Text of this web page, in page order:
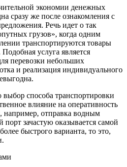
экономии денежных
сразу же после ознакомления с
Речь идет о так
грузов», когда одним
транспортируются товары
услуга является
перевозки небольших
и реализация индивидуального
способа транспортировки
влияние на оперативность
например, отправка водным
порт зачастую оказывается самой
быстрого варианта, то это,